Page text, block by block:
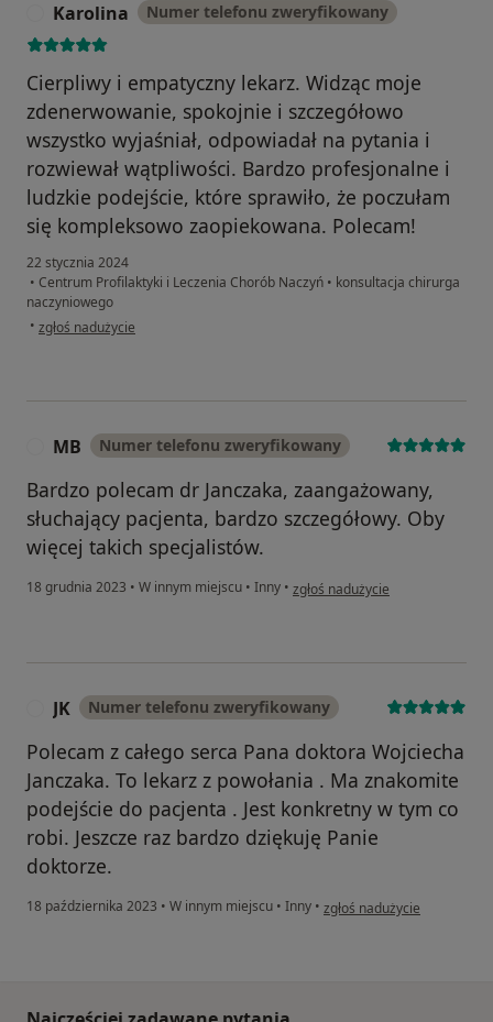
Karolina Numer telefonu zweryfikowany
Cierpliwy i empatyczny lekarz. Widząc moje
zdenerwowanie, spokojnie i szczegółowo
wszystko wyjaśniał, odpowiadał na pytania i
rozwiewał wątpliwości. Bardzo profesjonalne i
ludzkie podejście, które sprawiło, że poczułam
się kompleksowo zaopiekowana. Polecam!
22 stycznia 2024
• Centrum Profilaktyki i Leczenia Chorób Naczyń • konsultacja chirurga
naczyniowego
• w opinii użytkownika Karolina
zgłoś nadużycie
MB Numer telefonu zweryfikowany
Bardzo polecam dr Janczaka, zaangażowany,
słuchający pacjenta, bardzo szczegółowy. Oby
więcej takich specjalistów.
18 grudnia 2023 • W innym miejscu • Inny • w opinii użytkownika MB
zgłoś nadużycie
JK Numer telefonu zweryfikowany
Polecam z całego serca Pana doktora Wojciecha
Janczaka. To lekarz z powołania . Ma znakomite
podejście do pacjenta . Jest konkretny w tym co
robi. Jeszcze raz bardzo dziękuję Panie
doktorze.
18 października 2023 • W innym miejscu • Inny • w opinii użytkownika JK
zgłoś nadużycie